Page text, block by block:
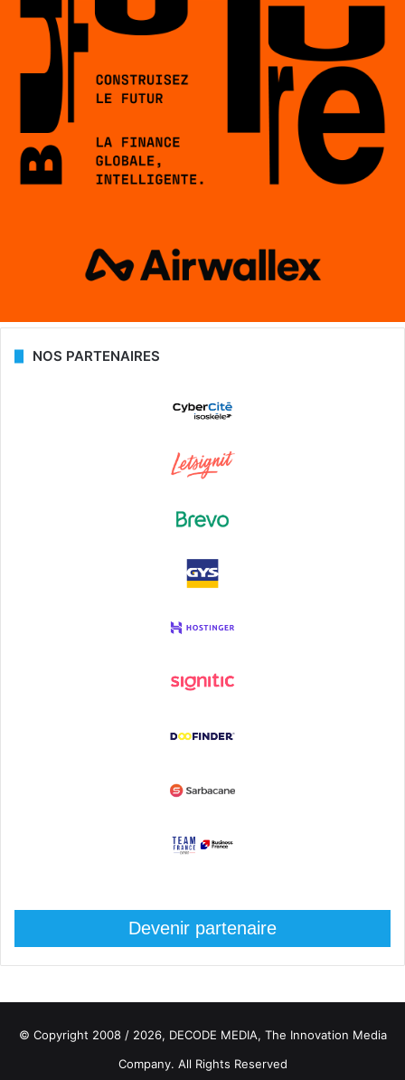
NOS PARTENAIRES
Devenir partenaire
© Copyright 2008 / 2026, DECODE MEDIA, The Innovation Media
Company. All Rights Reserved